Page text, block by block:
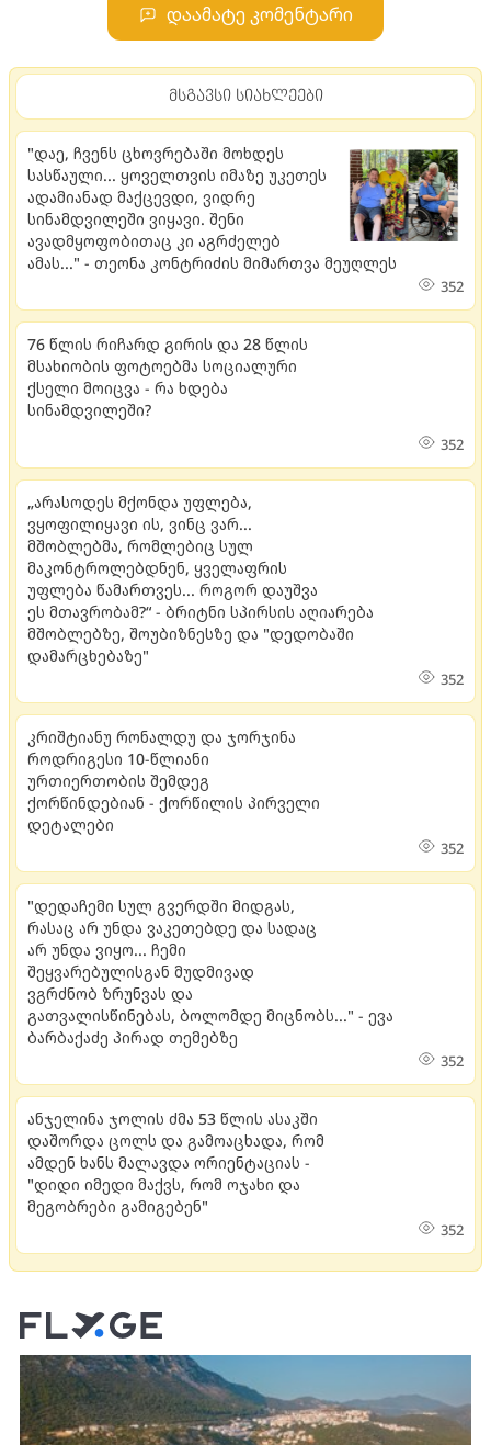
დაამატე კომენტარი
მსგავსი სიახლეები
"დაე, ჩვენს ცხოვრებაში მოხდეს
სასწაული... ყოველთვის იმაზე უკეთეს
ადამიანად მაქცევდი, ვიდრე
სინამდვილეში ვიყავი. შენი
ავადმყოფობითაც კი აგრძელებ
ამას..." - თეონა კონტრიძის მიმართვა მეუღლეს
352
76 წლის რიჩარდ გირის და 28 წლის
მსახიობის ფოტოებმა სოციალური
ქსელი მოიცვა - რა ხდება
სინამდვილეში?
352
„არასოდეს მქონდა უფლება,
ვყოფილიყავი ის, ვინც ვარ...
მშობლებმა, რომლებიც სულ
მაკონტროლებდნენ, ყველაფრის
უფლება წამართვეს... როგორ დაუშვა
ეს მთავრობამ?“ - ბრიტნი სპირსის აღიარება
მშობლებზე, შოუბიზნესზე და "დედობაში
დამარცხებაზე"
352
კრიშტიანუ რონალდუ და ჯორჯინა
როდრიგესი 10-წლიანი
ურთიერთობის შემდეგ
ქორწინდებიან - ქორწილის პირველი
დეტალები
352
"დედაჩემი სულ გვერდში მიდგას,
რასაც არ უნდა ვაკეთებდე და სადაც
არ უნდა ვიყო... ჩემი
შეყვარებულისგან მუდმივად
ვგრძნობ ზრუნვას და
გათვალისწინებას, ბოლომდე მიცნობს..." - ევა
ბარბაქაძე პირად თემებზე
352
ანჯელინა ჯოლის ძმა 53 წლის ასაკში
დაშორდა ცოლს და გამოაცხადა, რომ
ამდენ ხანს მალავდა ორიენტაციას -
"დიდი იმედი მაქვს, რომ ოჯახი და
მეგობრები გამიგებენ"
352